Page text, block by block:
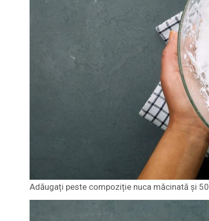
Adăugați peste compoziție nuca măcinată și